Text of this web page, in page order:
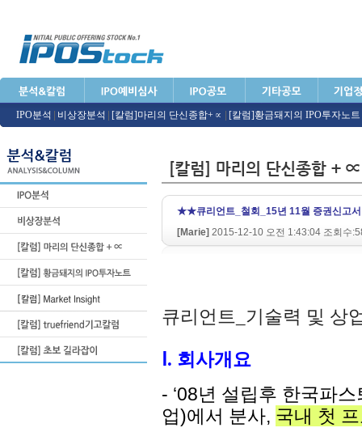
IPO분석 비상장분석 [칼럼]마리의 단신종합+∝ [칼럼]황금돼지의 IPO투자노트
★★큐리언트_철회_15년 11월 증권신고서
[Marie] 2015-12-10 오전 1:43:04 조회수
큐리언트_기술력 및 상
. 회사개요
- ‘08년 설립후 한국파
업)에서 분사, 국내 첫